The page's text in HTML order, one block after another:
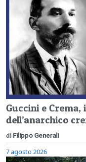
Guccini e
dell’anarchico
di Filippo Generali
7 agosto 2026